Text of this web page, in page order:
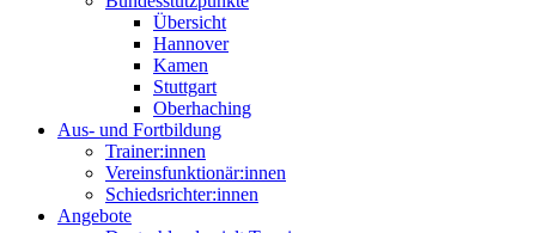
Übersicht
Hannover
Kamen
Stuttgart
Oberhaching
Aus- und Fortbildung
Trainer:innen
Vereinsfunktionär:innen
Schiedsrichter:innen
Angebote